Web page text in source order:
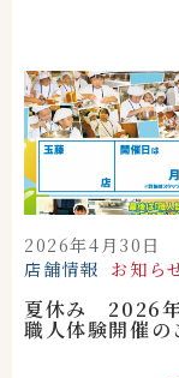
2026年4月30日
店舗情報 お知ら
夏休み 2026
職人体験開催の